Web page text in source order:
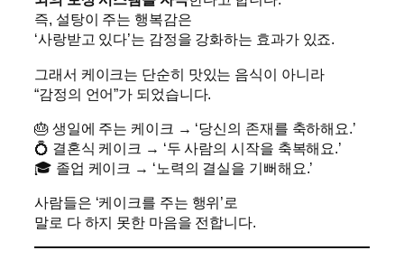
즉, 설탕이 주는 행복감은
‘사랑받고 있다’는 감정을 강화하는 효과가 있죠.
그래서 케이크는 단순히 맛있는 음식이 아니라
“감정의 언어”가 되었습니다.
🎂 생일에 주는 케이크 → ‘당신의 존재를 축하해요.’
💍 결혼식 케이크 → ‘두 사람의 시작을 축복해요.’
🎓 졸업 케이크 → ‘노력의 결실을 기뻐해요.’
사람들은 ‘케이크를 주는 행위’로
말로 다 하지 못한 마음을 전합니다.